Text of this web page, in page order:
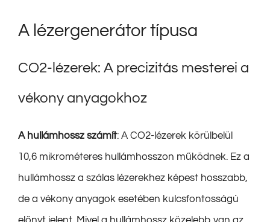
A lézergenerátor típusa
CO2-lézerek: A precizitás mesterei a
vékony anyagokhoz
A hullámhossz számít: A CO2-lézerek körülbelül
10,6 mikrométeres hullámhosszon működnek. Ez a
hullámhossz a szálas lézerekhez képest hosszabb,
de a vékony anyagok esetében kulcsfontosságú